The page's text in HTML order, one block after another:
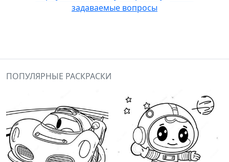
задаваемые вопросы
ПОПУЛЯРНЫЕ РАСКРАСКИ